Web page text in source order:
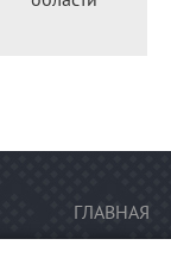
ГЛАВНАЯ